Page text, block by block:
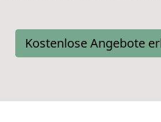
Kostenlose Angebote